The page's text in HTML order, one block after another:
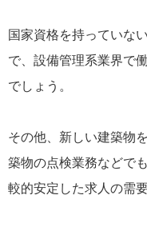
国家資格を持っていな
で、設備管理系業界で
でしょう。
その他、新しい建築物
築物の点検業務などで
較的安定した求人の需